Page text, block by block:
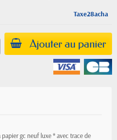
Taxe28acha
Ajouter au panier
papier gc neuf luxe * avec trace de